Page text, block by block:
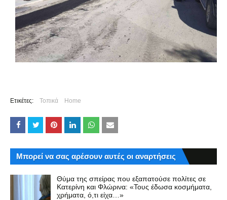
Ετικέτες: Τοπικά Home
Μπορεί να σας αρέσουν αυτές οι αναρτήσεις
Θύμα της σπείρας που εξαπατούσε πολίτες σε
Κατερίνη και Φλώρινα: «Τους έδωσα κοσμήματα,
χρήματα, ό,τι είχα…»